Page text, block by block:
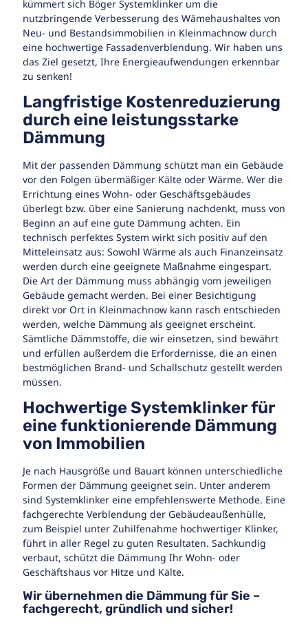
kümmert sich Böger Systemklinker um die
nutzbringende Verbesserung des Wämehaushaltes von
Neu- und Bestandsimmobilien in Kleinmachnow durch
eine hochwertige Fassadenverblendung. Wir haben uns
das Ziel gesetzt, Ihre Energieaufwendungen erkennbar
zu senken!
Langfristige Kostenreduzierung
durch eine leistungsstarke
Dämmung
Mit der passenden Dämmung schützt man ein Gebäude
vor den Folgen übermäßiger Kälte oder Wärme. Wer die
Errichtung eines Wohn- oder Geschäftsgebäudes
überlegt bzw. über eine Sanierung nachdenkt, muss von
Beginn an auf eine gute Dämmung achten. Ein
technisch perfektes System wirkt sich positiv auf den
Mitteleinsatz aus: Sowohl Wärme als auch Finanzeinsatz
werden durch eine geeignete Maßnahme eingespart.
Die Art der Dämmung muss abhängig vom jeweiligen
Gebäude gemacht werden. Bei einer Besichtigung
direkt vor Ort in Kleinmachnow kann rasch entschieden
werden, welche Dämmung als geeignet erscheint.
Sämtliche Dämmstoffe, die wir einsetzen, sind bewährt
und erfüllen außerdem die Erfordernisse, die an einen
bestmöglichen Brand- und Schallschutz gestellt werden
müssen.
Hochwertige Systemklinker für
eine funktionierende Dämmung
von Immobilien
Je nach Hausgröße und Bauart können unterschiedliche
Formen der Dämmung geeignet sein. Unter anderem
sind Systemklinker eine empfehlenswerte Methode. Eine
fachgerechte Verblendung der Gebäudeaußenhülle,
zum Beispiel unter Zuhilfenahme hochwertiger Klinker,
führt in aller Regel zu guten Resultaten. Sachkundig
verbaut, schützt die Dämmung Ihr Wohn- oder
Geschäftshaus vor Hitze und Kälte.
Wir übernehmen die Dämmung für Sie –
fachgerecht, gründlich und sicher!